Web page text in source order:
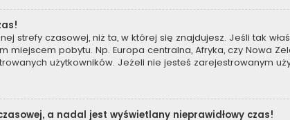
strefy czasowej, niż ta, w której się znajdujesz. Jeśli tak
miejscem pobytu. Np. Europa centralna, Afryka, czy Nowa
użytkowników. Jeżeli nie jesteś zarejestrowanym
a nadal jest wyświetlany nieprawidłowy czas!